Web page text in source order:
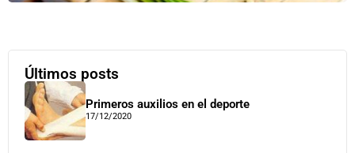
Últimos posts
Primeros auxilios en el deporte
17/12/2020